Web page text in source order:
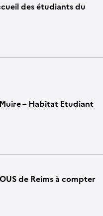
des étudiants du
– Habitat Etudiant
de Reims à compter